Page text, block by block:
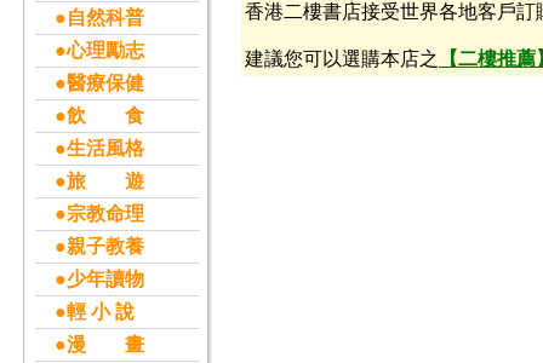
●自然科普
●心理勵志
●醫療保健
●飲 食
●生活風格
●旅 遊
●宗教命理
●親子教養
●少年讀物
●輕 小 說
●漫 畫
香港二樓書店接受世界各地客戶
建議您可以選購本店之 【二樓推薦